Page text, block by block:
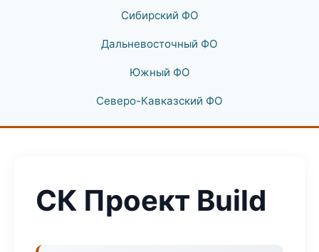
Сибирский ФО
Дальневосточный ФО
Южный ФО
Северо-Кавказский ФО
СК Проект Build